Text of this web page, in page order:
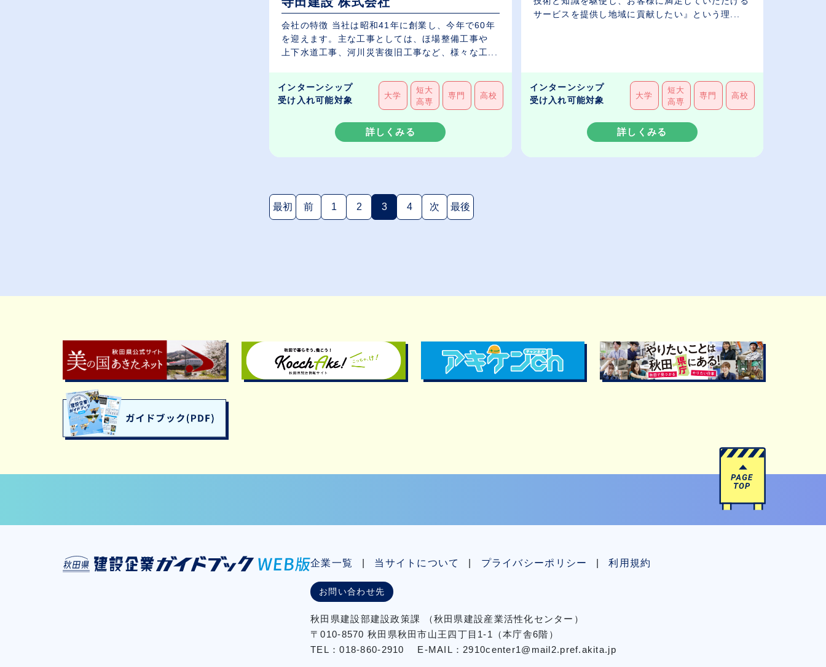
会社の特徴 当社は昭和41年に創業し、今年で60年
を迎えます。主な工事としては、ほ場整備工事や
上下水道工事、河川災害復旧工事など、様々な工...
インターンシップ
受け入れ可能対象
大学
短大
高専
専門 高校
詳しくみる
サービスを提供し地域に貢献したい』という理...
インターンシップ
受け入れ可能対象
大学
短大
高専
専門 高校
詳しくみる
最初 前 1 2 3(現在のページ)
4 次 最後
企業一覧 当サイトについて プライバシーポリシー 利用規約
お問い合わせ先
秋⽥県建設部建設政策課
（秋⽥県建設産業活性化センター）
〒010-8570 秋田県秋田市⼭王四丁⽬1-1（本庁舎6階）
TEL：018-860-2910
E-MAIL：2910center1@mail2.pref.akita.jp